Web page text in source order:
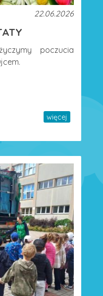
22.06.2026
poczucia
więcej